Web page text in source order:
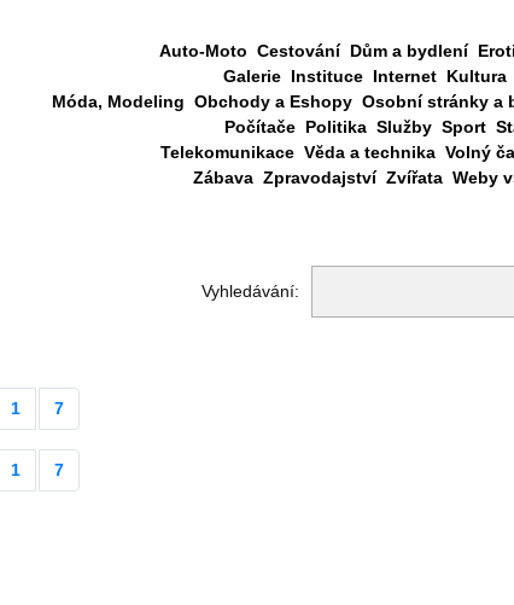
Auto-Moto Cestování Dům a bydlení
Galerie Instituce Internet Kultura
Móda, Modeling Obchody a Eshopy Osobní stránky a
Počítače Politika Služby Sport
Telekomunikace Věda a technika Volný
Zábava Zpravodajství Zvířata Weby
Vyhledávání:
1 7
1 7